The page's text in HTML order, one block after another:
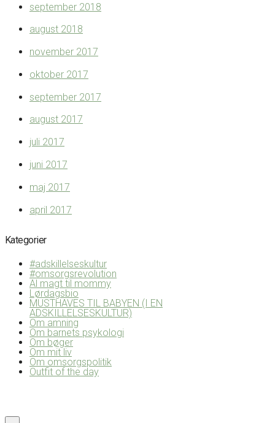
september 2018
august 2018
november 2017
oktober 2017
september 2017
august 2017
juli 2017
juni 2017
maj 2017
april 2017
Kategorier
#adskillelseskultur
#omsorgsrevolution
Al magt til mommy
Lørdagsbio
MUSTHAVES TIL BABYEN (I EN
ADSKILLELSESKULTUR)
Om amning
Om barnets psykologi
Om bøger
Om mit liv
Om omsorgspolitik
Outfit of the day